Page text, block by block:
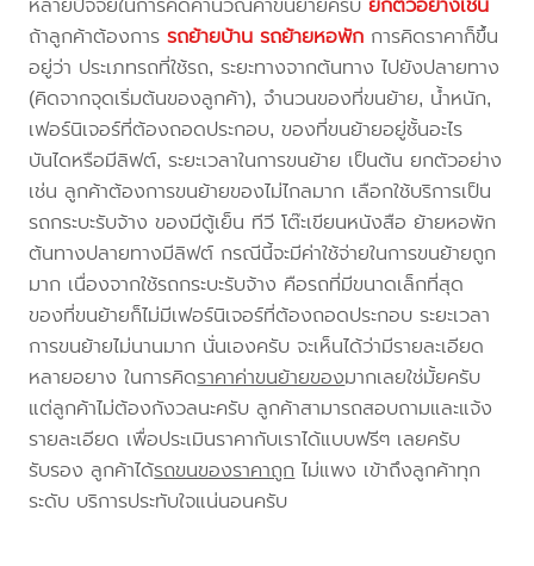
ถ้าลูกค้าต้องการรถย้ายบ้าน รถย้ายหอพัก การคิดราคาก็ขึ้น
อยู่ว่า ประเภทรถที่ใช้รถ, ระยะทางจากต้นทาง ไปยังปลายทาง
(คิดจากจุดเริ่มต้นของลูกค้า), จำนวนของที่ขนย้าย, น้ำหนัก,
เฟอร์นิเจอร์ที่ต้องถอดประกอบ, ของที่ขนย้ายอยู่ชั้นอะไร
บันไดหรือมีลิฟต์, ระยะเวลาในการขนย้าย เป็นต้น ยกตัวอย่าง
เช่น ลูกค้าต้องการขนย้ายของไม่ไกลมาก เลือกใช้บริการเป็น
รถกระบะรับจ้าง ของมีตู้เย็น ทีวี โต๊ะเขียนหนังสือ ย้ายหอพัก
ต้นทางปลายทางมีลิฟต์ กรณีนี้จะมีค่าใช้จ่ายในการขนย้ายถูก
มาก เนื่องจากใช้รถกระบะรับจ้าง คือรถที่มีขนาดเล็กที่สุด
ของที่ขนย้ายก็ไม่มีเฟอร์นิเจอร์ที่ต้องถอดประกอบ ระยะเวลา
การขนย้ายไม่นานมาก นั่นเองครับ จะเห็นได้ว่ามีรายละเอียด
หลายอยาง ในการคิดราคาค่าขนย้ายของมากเลยใช่มั้ยครับ
แต่ลูกค้าไม่ต้องกังวลนะครับ ลูกค้าสามารถสอบถามและแจ้ง
รายละเอียด เพื่อประเมินราคากับเราได้แบบฟรีๆ เลยครับ
รับรอง ลูกค้าได้รถขนของราคาถูกไม่แพง เข้าถึงลูกค้าทุก
ระดับ บริการประทับใจแน่นอนครับ